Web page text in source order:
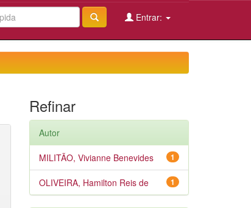
Entrar:
Refinar
Autor
1
MILITÃO, Vivianne Benevides
1
OLIVEIRA, Hamilton Reis de